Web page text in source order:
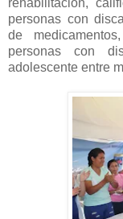
rehabilitación,
personas con
de
personas con
adolescente entre